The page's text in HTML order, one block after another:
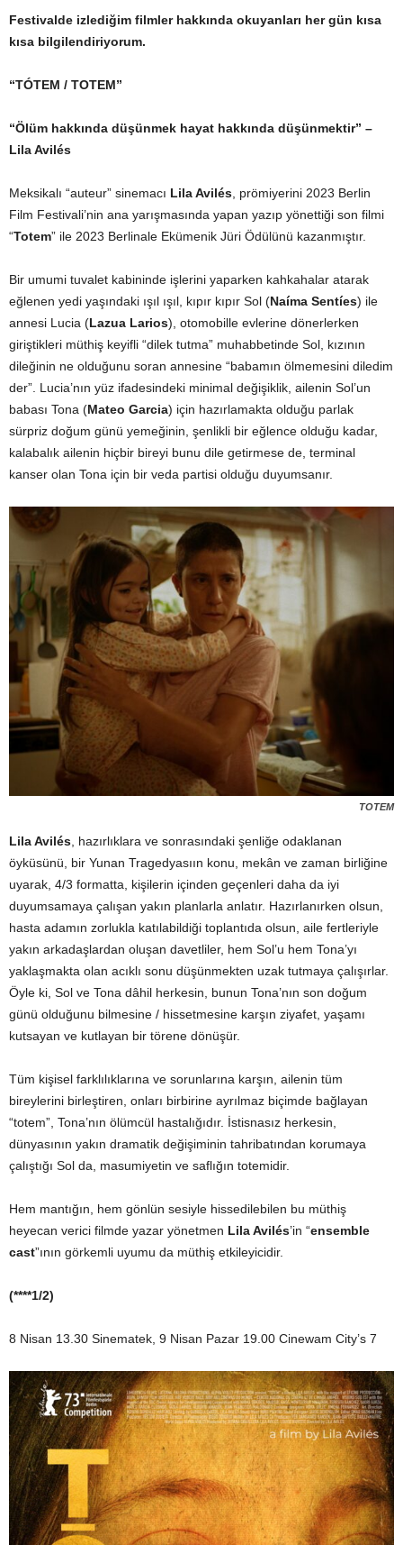
Festivalde izlediğim filmler hakkında okuyanları her gün kısa
kısa bilgilendiriyorum.
“TÓTEM / TOTEM”
“Ölüm hakkında düşünmek hayat hakkında düşünmektir” –
Lila Avilés
Meksikalı “auteur” sinemacı Lila Avilés , prömiyerini 2023 Berlin
Film Festivali’nin ana yarışmasında yapan yazıp yönettiği son filmi
“Totem” ile 2023 Berlinale Ekümenik Jüri Ödülünü kazanmıştır.
Bir umumi tuvalet kabininde işlerini yaparken kahkahalar atarak
eğlenen yedi yaşındaki ışıl ışıl, kıpır kıpır Sol (Naíma Sentíes) ile
annesi Lucia (Lazua Larios), otomobille evlerine dönerlerken
giriştikleri müthiş keyifli “dilek tutma” muhabbetinde Sol, kızının
dileğinin ne olduğunu soran annesine “babamın ölmemesini diledim
der”. Lucia’nın yüz ifadesindeki minimal değişiklik, ailenin Sol’un
babası Tona (Mateo Garcia) için hazırlamakta olduğu parlak
sürpriz doğum günü yemeğinin, şenlikli bir eğlence olduğu kadar,
kalabalık ailenin hiçbir bireyi bunu dile getirmese de, terminal
kanser olan Tona için bir veda partisi olduğu duyumsanır.
TOTEM
Lila Avilés , hazırlıklara ve sonrasındaki şenliğe odaklanan
öyküsünü, bir Yunan Tragedyasıın konu, mekân ve zaman birliğine
uyarak, 4/3 formatta, kişilerin içinden geçenleri daha da iyi
duyumsamaya çalışan yakın planlarla anlatır. Hazırlanırken olsun,
hasta adamın zorlukla katılabildiği toplantıda olsun, aile fertleriyle
yakın arkadaşlardan oluşan davetliler, hem Sol’u hem Tona’yı
yaklaşmakta olan acıklı sonu düşünmekten uzak tutmaya çalışırlar.
Öyle ki, Sol ve Tona dâhil herkesin, bunun Tona’nın son doğum
günü olduğunu bilmesine / hissetmesine karşın ziyafet, yaşamı
kutsayan ve kutlayan bir törene dönüşür.
Tüm kişisel farklılıklarına ve sorunlarına karşın, ailenin tüm
bireylerini birleştiren, onları birbirine ayrılmaz biçimde bağlayan
“totem”, Tona’nın ölümcül hastalığıdır. İstisnasız herkesin,
dünyasının yakın dramatik değişiminin tahribatından korumaya
çalıştığı Sol da, masumiyetin ve saflığın totemidir.
Hem mantığın, hem gönlün sesiyle hissedilebilen bu müthiş
heyecan verici filmde yazar yönetmen Lila Avilés’in “ensemble
cast”ının görkemli uyumu da müthiş etkileyicidir.
(****1/2)
8 Nisan 13.30 Sinematek, 9 Nisan Pazar 19.00 Cinewam City’s 7